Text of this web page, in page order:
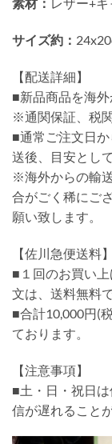
素材： レザー+キ
サイズ約：
【配送詳細】
■新品商品を海外
※通関保証、税
■通常ご注文日
送後、目安とし
※海外からの輸
合がごく稀にご
願い致します。
【佐川急便送料】
■１回のお買い
文は、送料無料
■合計10,000円(
ております。
【注意事項】
■土・日・祝日
信が遅れること